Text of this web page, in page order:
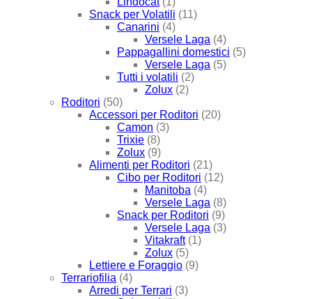
Snack per Volatili (11)
Canarini (4)
Versele Laga (4)
Pappagallini domestici (5)
Versele Laga (5)
Tutti i volatili (2)
Zolux (2)
Roditori (50)
Accessori per Roditori (20)
Camon (3)
Trixie (8)
Zolux (9)
Alimenti per Roditori (21)
Cibo per Roditori (12)
Manitoba (4)
Versele Laga (8)
Snack per Roditori (9)
Versele Laga (3)
Vitakraft (1)
Zolux (5)
Lettiere e Foraggio (9)
Terrariofilia (4)
Arredi per Terrari (3)